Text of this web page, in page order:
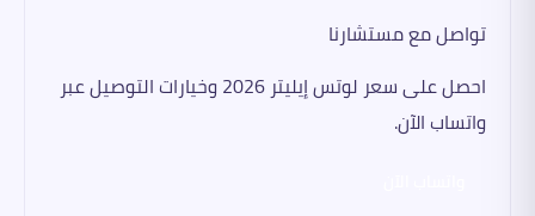
تواصل مع مستشارنا
احصل على سعر لوتس إيليتر 2026 وخيارات التوصيل عبر
واتساب الآن.